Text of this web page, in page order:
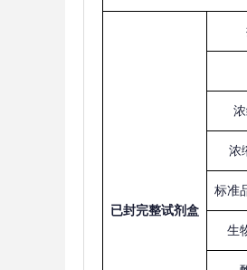
已封完整试剂盒
浓
标准
生